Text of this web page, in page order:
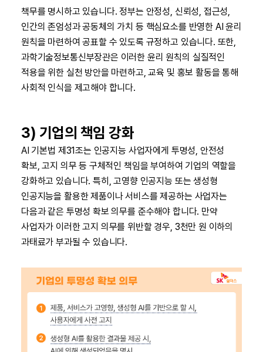
책무를 명시하고 있습니다. 정부는 안정성, 신뢰성, 접근성,
인간의 존엄성과 공동체의 가치 등 핵심요소를 반영한 AI 윤리
원칙을 마련하여 공표할 수 있도록 규정하고 있습니다. 또한,
과학기술정보통신부장관은 이러한 윤리 원칙의 실질적인
적용을 위한 실천 방안을 마련하고, 교육 및 홍보 활동을 통해
사회적 인식을 제고해야 합니다.
3) 기업의 책임 강화
AI 기본법 제31조는 인공지능 사업자에게 투명성, 안전성
확보, 고지 의무 등 구체적인 책임을 부여하여 기업의 역할을
강화하고 있습니다. 특히, 고영향 인공지능 또는 생성형
인공지능을 활용한 제품이나 서비스를 제공하는 사업자는
다음과 같은 투명성 확보 의무를 준수해야 합니다. 만약
사업자가 이러한 고지 의무를 위반할 경우, 3천만 원 이하의
과태료가 부과될 수 있습니다.